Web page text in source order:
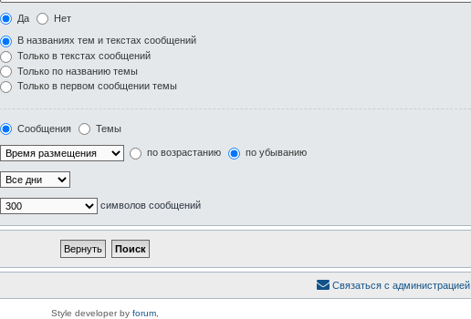
Да Нет
В названиях тем и текстах сообщений
Только в текстах сообщений
Только по названию темы
Только в первом сообщении темы
Сообщения Темы
по возрастанию по убыванию
символов сообщений
Связаться с администрацией
Style developer by forum,